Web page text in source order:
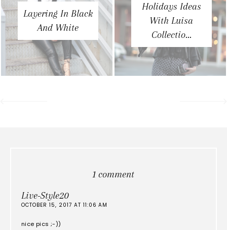
Layering In Black
And White
Holidays Ideas
With Luisa
Collectio...
1 comment
Live-Style20
OCTOBER 15, 2017 AT 11:06 AM
nice pics ;-))